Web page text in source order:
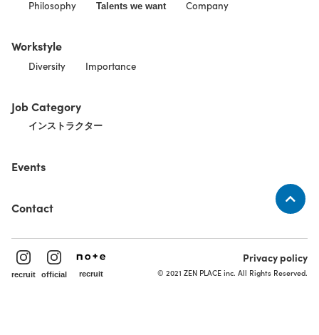
Philosophy Talents we want Company
Workstyle
Diversity Importance
Job Category
インストラクター
Events
Contact
recruit official recruit
Privacy policy
© 2021 ZEN PLACE inc. All Rights Reserved.